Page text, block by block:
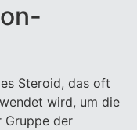
Steroid, das oft
wird, um die
Gruppe der